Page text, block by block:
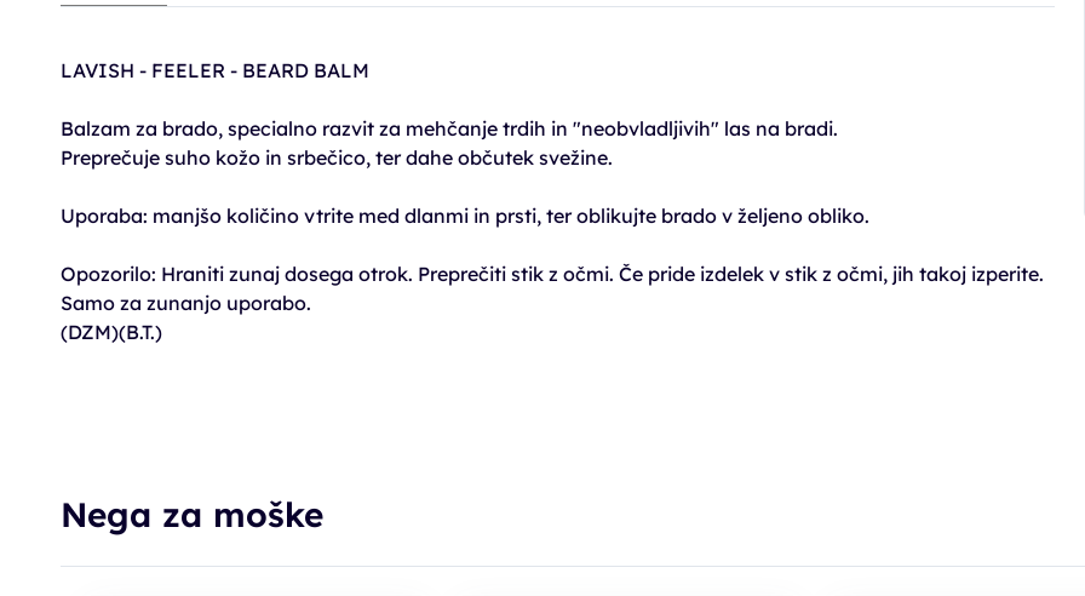
LAVISH - FEELER - BEARD BALM
Balzam za brado, specialno razvit za mehčanje trdih in "neobvladljivih" las na bradi.
Preprečuje suho kožo in srbečico, ter dahe občutek svežine.
Uporaba: manjšo količino vtrite med dlanmi in prsti, ter oblikujte brado v željeno obliko.
Opozorilo: Hraniti zunaj dosega otrok. Preprečiti stik z očmi. Če pride izdelek v stik z očmi, jih takoj izperite.
Samo za zunanjo uporabo.
(DZM)(B.T.)
Nega za moške